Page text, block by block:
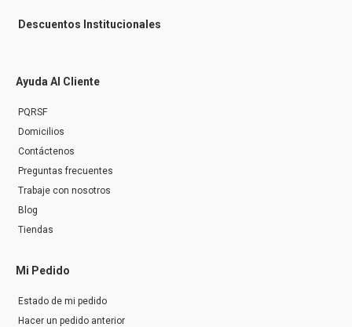
Descuentos Institucionales
Ayuda Al Cliente
PQRSF
Domicilios
Contáctenos
Preguntas frecuentes
Trabaje con nosotros
Blog
Tiendas
Mi Pedido
Estado de mi pedido
Hacer un pedido anterior